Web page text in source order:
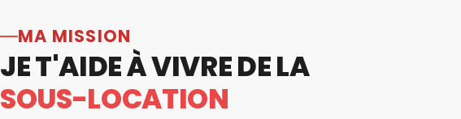
MA MISSION
JE T'AIDE À VIVRE DE LA
SOUS-LOCATION